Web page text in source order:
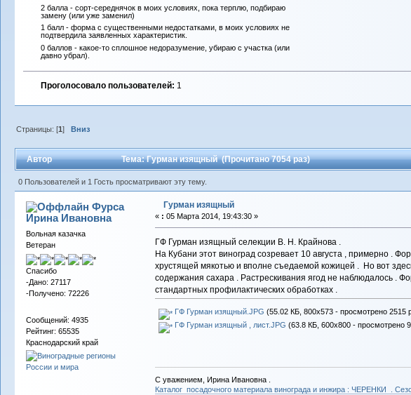
2 балла - сорт-середнячок в моих условиях, пока терплю, подбираю
замену (или уже заменил)
1 балл - форма с существенными недостатками, в моих условиях не
подтвердила заявленных характеристик.
0 баллов - какое-то сплошное недоразумение, убираю с участка (или
давно убрал).
Проголосовало пользователей: 1
Страницы: [1]Вниз
Автор Тема: Гурман изящный (Прочитано 7054 раз)
0 Пользователей и 1 Гость просматривают эту тему.
Фурса
Ирина Ивановна
Вольная казачка
Ветеран
Спасибо
-Дано: 27117
-Получено: 72226
Сообщений: 4935
Рейтинг: 65535
Краснодарский край
Гурман изящный
« : 05 Марта 2014, 19:43:30 »
ГФ Гурман изящный селекции В. Н. Крайнова .
На Кубани этот виноград созревает 10 августа , примерно .
хрустящей мякотью и вполне съедаемой кожицей . Но вот
содержания сахара . Растрескивания ягод не наблюдалось .
стандартных профилактических обработках .
ГФ Гурман изящный.JPG (55.02 КБ, 800x573 - просмотрено 2515
ГФ Гурман изящный , лист.JPG (63.8 КБ, 600x800 - просмотрено
С уважением, Ирина Ивановна .
Каталог посадочного материала винограда и инжира : ЧЕРЕНКИ .